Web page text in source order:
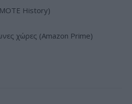
History)
χώρες (Amazon Prime)